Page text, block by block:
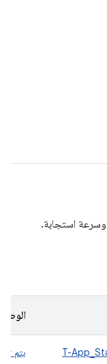
استجابة.
T-
يتم